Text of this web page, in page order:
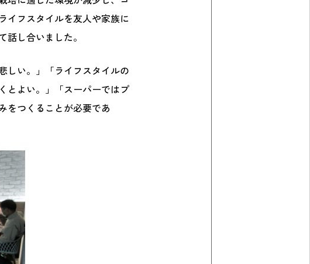
イフスタイルを友人や家族に
し合いました。
しい。」「ライフスタイルの
とよい。」「スーパーではプ
をつくることが必要であ